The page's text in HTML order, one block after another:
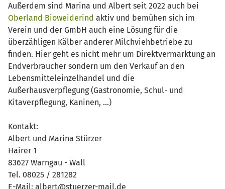
Außerdem sind Marina und Albert seit 2022 auch bei
Oberland Bioweiderind aktiv und bemühen sich im
Verein und der GmbH auch eine Lösung für die
überzähligen Kälber anderer Milchviehbetriebe zu
finden. Hier geht es nicht mehr um Direktvermarktung an
Endverbraucher sondern um den Verkauf an den
Lebensmitteleinzelhandel und die
Außerhausverpflegung (Gastronomie, Schul- und
Kitaverpflegung, Kaninen, ...)
Kontakt:
Albert und Marina Stürzer
Hairer 1
83627 Warngau - Wall
Tel. 08025 / 281282
E-Mail: albert@stuerzer-mail.de